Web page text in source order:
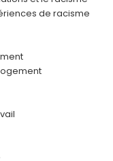
de racisme